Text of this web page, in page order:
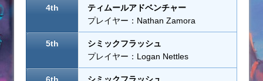
4th
ティムールアドベンチャー
プレイヤー：Nathan Zamora
5th
シミックフラッシュ
プレイヤー：Logan Nettles
6th
シミックフラッシュ